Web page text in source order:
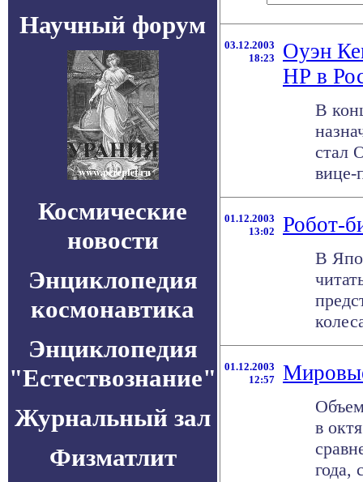
Научный форум
Космические
новости
Энциклопедия
космонавтика
Энциклопедия
"Естествознание"
Журнальный зал
Физматлит
03.12.2003
18:23
Оуэн
НР в
В
стал
вице-
01.12.2003
13:02
Робот-
В
01.12.2003
12:57
в
года,